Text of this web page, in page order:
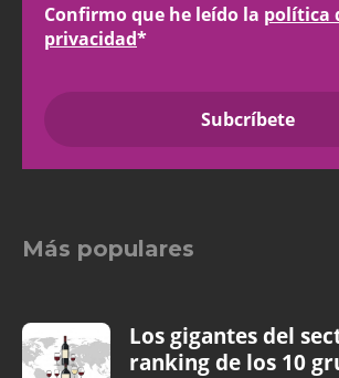
Confirmo que he leído la política
privacidad*
Más populares
Los gigantes del
ranking de los 10